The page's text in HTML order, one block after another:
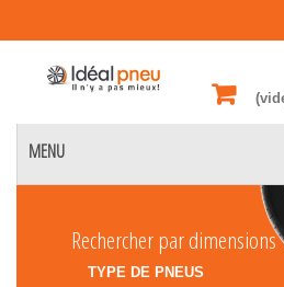
MENU
Rechercher par dimensions
TYPE DE PNEUS